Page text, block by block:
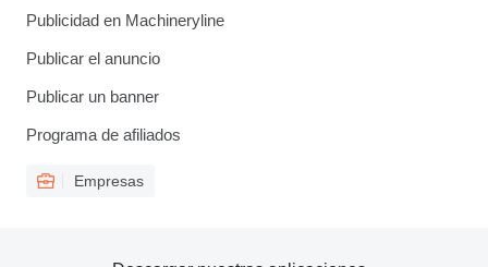
Publicidad en Machineryline
Publicar el anuncio
Publicar un banner
Programa de afiliados
Empresas